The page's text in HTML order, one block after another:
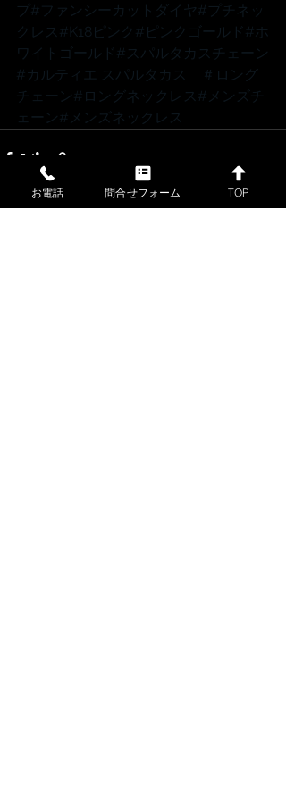
プ #ファンシーカットダイヤ #プチネッ
クレス #K18ピンク #ピンクゴールド #ホ
ワイトゴールド #スパルタカスチェーン
#カルティエ スパルタカス
＃ロング
チェーン #ロングネックレス #メンズチ
ェーン #メンズネックレス
お電話 問合せフォーム TOP